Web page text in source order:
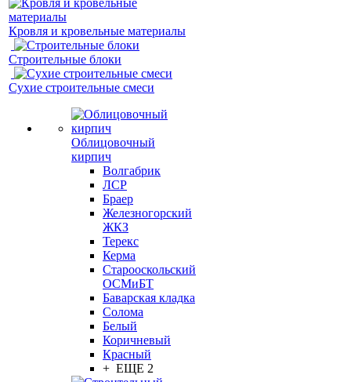
Кровля и кровельные материалы
Строительные блоки
Сухие строительные смеси
Облицовочный
кирпич
Волгабрик
ЛСР
Браер
Железногорский
ЖКЗ
Терекс
Керма
Старооскольский
ОСМиБТ
Баварская кладка
Солома
Белый
Коричневый
Красный
+ ЕЩЕ 2